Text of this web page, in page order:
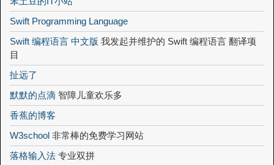
Swift Programming Language
Swift 编程语言 中文版 我发起并维护的 Swift 编程语言 翻译项
目
扯远了
默默的点滴 智障儿童欢乐多
香蕉的博客
W3school 非常棒的免费学习网站
落格输入法 专业双拼